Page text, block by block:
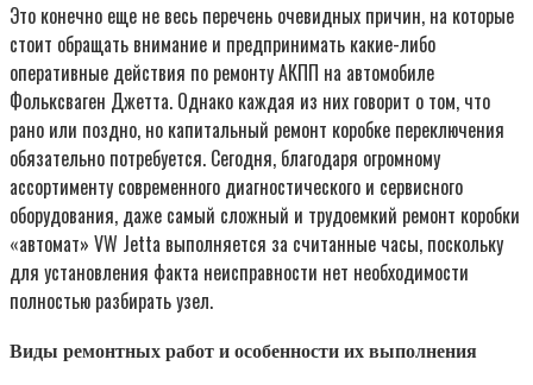
Это конечно еще не весь перечень очевидных причин, на которые
стоит обращать внимание и предпринимать какие-либо
оперативные действия по ремонту АКПП на автомобиле
Фольксваген Джетта. Однако каждая из них говорит о том, что
рано или поздно, но капитальный ремонт коробке переключения
обязательно потребуется. Сегодня, благодаря огромному
ассортименту современного диагностического и сервисного
оборудования, даже самый сложный и трудоемкий ремонт коробки
«автомат» VW Jetta выполняется за считанные часы, поскольку
для установления факта неисправности нет необходимости
полностью разбирать узел.
Виды ремонтных работ и особенности их выполнения